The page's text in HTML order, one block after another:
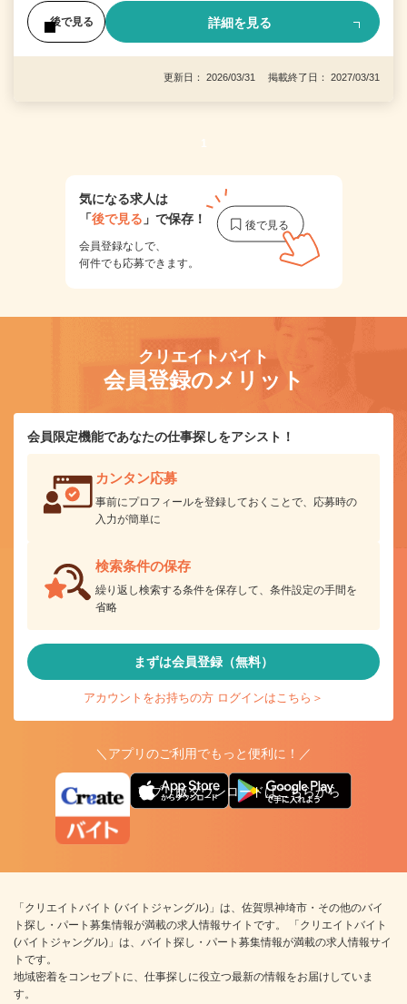
後で見る 詳細を見る
更新日： 2026/03/31 掲載終了日： 2027/03/31
1
気になる求人は
「後で見る 」で保存！
会員登録なしで、
何件でも応募できます。
クリエイトバイト
会員登録のメリット
会員限定機能であなたの仕事探しをアシスト！
カンタン応募
事前にプロフィールを登録しておくことで、応募時の
入力が簡単に
検索条件の保存
繰り返し検索する条件を保存して、条件設定の手間を
省略
まずは会員登録（無料）
アカウントをお持ちの方 ログインはこちら＞
＼アプリのご利用でもっと便利に！／
アプリ版ダウンロードはこちらから
「クリエイトバイト (バイトジャングル)」は、佐賀県神埼市・その他のバイ
ト探し・パート募集情報が満載の求人情報サイトです。 「クリエイトバイト
(バイトジャングル)」は、バイト探し・パート募集情報が満載の求人情報サイ
トです。
地域密着をコンセプトに、仕事探しに役立つ最新の情報をお届けしていま
す。